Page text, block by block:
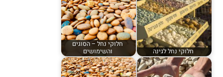
חלוקי נחל לגינה
חלוקי נחל – הסוגים
והשימושים